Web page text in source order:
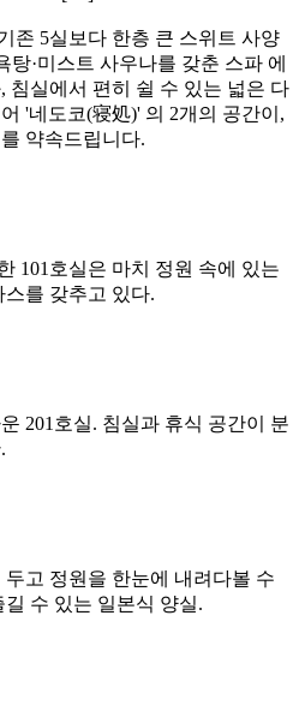
존 5실보다 한층 큰 스위트 사양
탕·미스트 사우나를 갖춘 스파 에
침실에서 편히 쉴 수 있는 넓은 다
'네도코(寝処)' 의 2개의 공간이,
약속드립니다.
101호실은 마치 정원 속에 있는
를 갖추고 있다.
201호실. 침실과 휴식 공간이 분
고 정원을 한눈에 내려다볼 수
수 있는 일본식 양실.